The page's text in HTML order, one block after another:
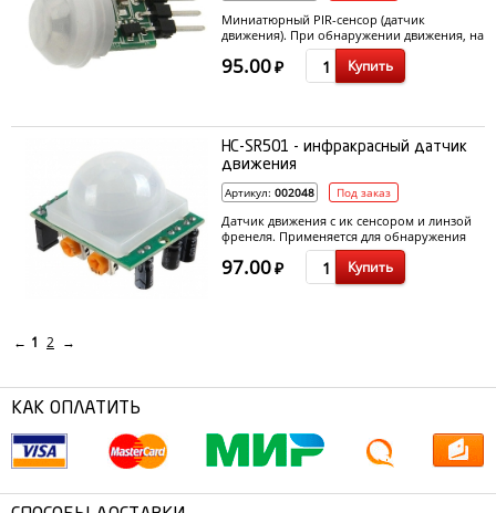
Миниатюрный PIR-сенсор (датчик
движения). При обнаружении движения, на
выходе устанавливается высокий уровень
>3V.
95.00₽ Купить
HC-SR501 - инфракрасный датчик
движения
Артикул: 002048 Под заказ
Датчик движения с ик сенсором и линзой
френеля. Применяется для обнаружения
приближения человека.
97.00₽ Купить
← 1 2 →
КАК ОПЛАТИТЬ